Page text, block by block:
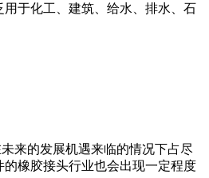
于化工、建筑、给水、排水、石
来的发展机遇来临的情况下占尽
橡胶接头行业也会出现一定程度